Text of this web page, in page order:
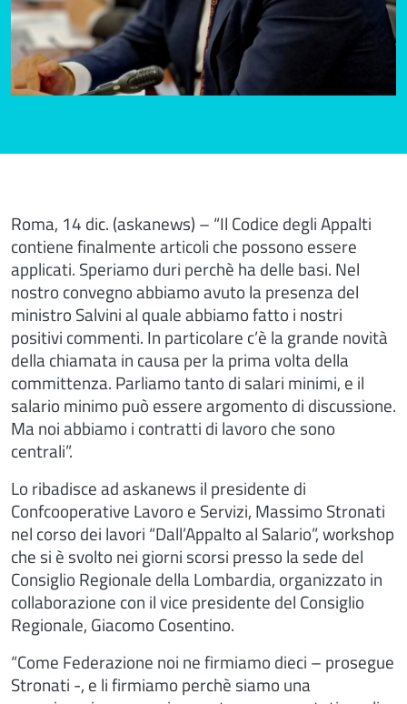
Roma, 14 dic. (askanews) – “Il Codice degli Appalti
contiene finalmente articoli che possono essere
applicati. Speriamo duri perchè ha delle basi. Nel
nostro convegno abbiamo avuto la presenza del
ministro Salvini al quale abbiamo fatto i nostri
positivi commenti. In particolare c’è la grande novità
della chiamata in causa per la prima volta della
committenza. Parliamo tanto di salari minimi, e il
salario minimo può essere argomento di discussione.
Ma noi abbiamo i contratti di lavoro che sono
centrali”.
Lo ribadisce ad askanews il presidente di
Confcooperative Lavoro e Servizi, Massimo Stronati
nel corso dei lavori “Dall’Appalto al Salario”, workshop
che si è svolto nei giorni scorsi presso la sede del
Consiglio Regionale della Lombardia, organizzato in
collaborazione con il vice presidente del Consiglio
Regionale, Giacomo Cosentino.
“Come Federazione noi ne firmiamo dieci – prosegue
Stronati -, e li firmiamo perchè siamo una